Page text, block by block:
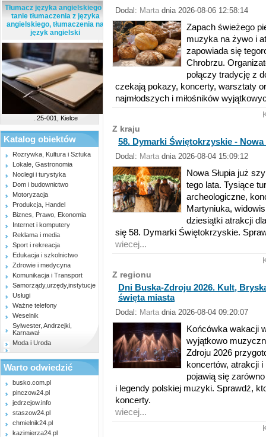
Tłumacz języka angielskiego -
tanie tłumaczenia z języka
angielskiego, tłumaczenia na
język angielski
. 25-001, Kielce
Katalog obiektów
Rozrywka, Kultura i Sztuka
Lokale, Gastronomia
Noclegi i turystyka
Dom i budownictwo
Motoryzacja
Produkcja, Handel
Biznes, Prawo, Ekonomia
Internet i komputery
Reklama i media
Sport i rekreacja
Edukacja i szkolnictwo
Zdrowie i medycyna
Komunikacja i Transport
Samorządy,urzędy,instytucje
Usługi
Ważne telefony
Weselnik
Sylwester, Andrzejki,
Karnawał
Moda i Uroda
Warto odwiedzić
busko.com.pl
pinczow24.pl
jedrzejow.info
staszow24.pl
chmielnik24.pl
kazimierza24.pl
Dodal: Marta dnia 2026-08-06 12:58:14
Zapach świeżego
muzyka na żywo i
zapowiada się
Chrobrzu.
połączy tradycję z
czekają pokazy, koncerty, warsztaty
najmłodszych i miłośników
Z kraju
58. Dymarki Świętokrzyskie - Nowa
Dodal: Marta dnia 2026-08-04 15:09:12
Nowa Słupia już
tego lata. Tysiące
archeologiczne,
Martyniuka,
dziesiątki atrakcji
się 58. Dymarki Świętokrzyskie.
wiecej...
Z regionu
Dni Buska-Zdroju 2026. Kult,
święta miasta
Dodal: Marta dnia 2026-08-04 09:20:07
Końcówka wakacji
wyjątkowo
Zdroju 2026
koncertów, atrakcji
pojawią się
i legendy polskiej muzyki. Sprawdź,
koncerty.
wiecej...